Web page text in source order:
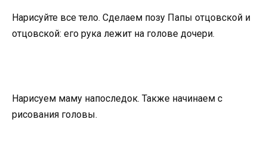
Нарисуйте все тело. Сделаем позу Папы отцовской и
отцовской: его рука лежит на голове дочери.
Нарисуем маму напоследок. Также начинаем с
рисования головы.